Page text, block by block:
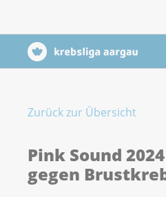
Zurück zur Übersicht
Pink Sound
gegen